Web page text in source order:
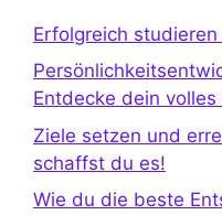
Erfolgreich
Entdecke dein volles
Ziele setzen und
schaffst du es!
Wie du die beste